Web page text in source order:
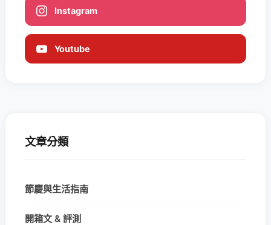
Instagram
Youtube
文章分類
節慶與生活指南
開箱文 & 評測